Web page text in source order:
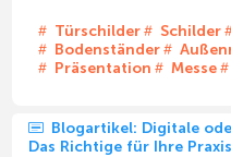
Türschilder Schilder
Bodenständer
Präsentation
Messe
Blogartikel: Digitale
Das Richtige für Ihre